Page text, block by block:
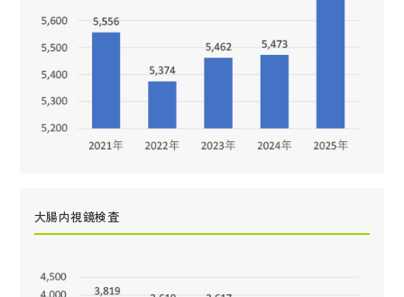
大腸内視鏡検査